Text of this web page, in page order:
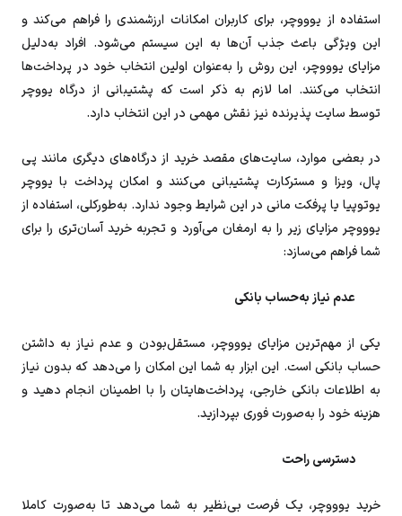
استفاده از یوووچر، برای کاربران امکانات ارزشمندی را فراهم می‌کند و
این ویژگی باعث جذب آن‌ها به این سیستم می‌شود. افراد به‌دلیل
مزایای یوووچر، این روش را به‌عنوان اولین انتخاب خود در پرداخت‌ها
انتخاب می‌کنند. اما لازم به ذکر است که پشتیبانی از درگاه یووچر
توسط سایت پذیرنده نیز نقش مهمی در این انتخاب دارد.
در بعضی موارد، سایت‌های مقصد خرید از درگاه‌های دیگری مانند پی
پال، ویزا و مسترکارت پشتیبانی می‌کنند و امکان پرداخت با یووچر
یوتوپیا یا پرفکت‌ مانی در این شرایط وجود ندارد. به‌طورکلی، استفاده از
یوووچر مزایای زیر را به ارمغان می‌آورد و تجربه خرید آسان‌تری را برای
شما فراهم می‌سازد:
عدم نیاز به‌حساب بانکی
یکی از مهم‌ترین مزایای یوووچر، مستقل‌بودن و عدم نیاز به داشتن
حساب بانکی است. این ابزار به شما این امکان را می‌دهد که بدون نیاز
به اطلاعات بانکی خارجی، پرداخت‌هایتان را با اطمینان انجام دهید و
هزینه خود را به‌صورت فوری بپردازید.
دسترسی راحت
خرید یوووچر، یک فرصت بی‌نظیر به شما می‌دهد تا به‌صورت کاملا